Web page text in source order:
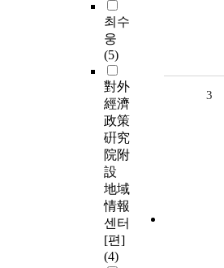
최수
웅
(5)
對外
經濟
政策
硏究
院附
設
地域
情報
센터
[편]
(4)
3